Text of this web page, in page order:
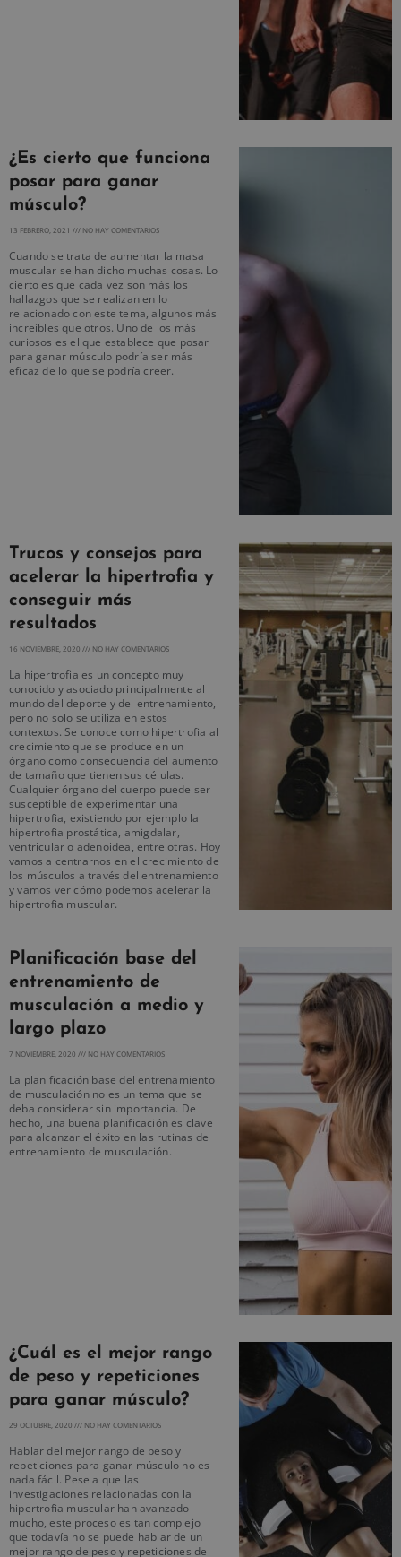
¿Es cierto que funciona
posar para ganar
músculo?
13 FEBRERO, 2021 NO HAY COMENTARIOS
Cuando se trata de aumentar la masa
muscular se han dicho muchas cosas. Lo
cierto es que cada vez son más los
hallazgos que se realizan en lo
relacionado con este tema, algunos más
increíbles que otros. Uno de los más
curiosos es el que establece que posar
para ganar músculo podría ser más
eficaz de lo que se podría creer.
Trucos y consejos para
acelerar la hipertrofia y
conseguir más
resultados
16 NOVIEMBRE, 2020 NO HAY COMENTARIOS
La hipertrofia es un concepto muy
conocido y asociado principalmente al
mundo del deporte y del entrenamiento,
pero no solo se utiliza en estos
contextos. Se conoce como hipertrofia al
crecimiento que se produce en un
órgano como consecuencia del aumento
de tamaño que tienen sus células.
Cualquier órgano del cuerpo puede ser
susceptible de experimentar una
hipertrofia, existiendo por ejemplo la
hipertrofia prostática, amigdalar,
ventricular o adenoidea, entre otras. Hoy
vamos a centrarnos en el crecimiento de
los músculos a través del entrenamiento
y vamos ver cómo podemos acelerar la
hipertrofia muscular.
Planificación base del
entrenamiento de
musculación a medio y
largo plazo
7 NOVIEMBRE, 2020 NO HAY COMENTARIOS
La planificación base del entrenamiento
de musculación no es un tema que se
deba considerar sin importancia. De
hecho, una buena planificación es clave
para alcanzar el éxito en las rutinas de
entrenamiento de musculación.
¿Cuál es el mejor rango
de peso y repeticiones
para ganar músculo?
29 OCTUBRE, 2020 NO HAY COMENTARIOS
Hablar del mejor rango de peso y
repeticiones para ganar músculo no es
nada fácil. Pese a que las
investigaciones relacionadas con la
hipertrofia muscular han avanzado
mucho, este proceso es tan complejo
que todavía no se puede hablar de un
mejor rango de peso y repeticiones de